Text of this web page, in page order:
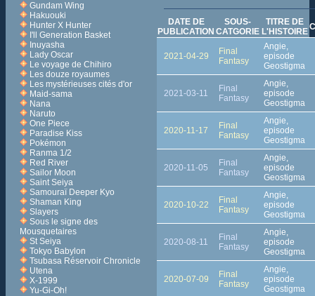
Gundam Wing
Hakuouki
Hunter X Hunter
I'll Generation Basket
Inuyasha
Lady Oscar
Le voyage de Chihiro
Les douze royaumes
Les mystérieuses cités d'or
Maid-sama
Nana
Naruto
One Piece
Paradise Kiss
Pokémon
Ranma 1/2
Red River
Sailor Moon
Saint Seiya
Samouraï Deeper Kyo
Shaman King
Slayers
Sous le signe des
Mousquetaires
St Seiya
Tokyo Babylon
Tsubasa Réservoir Chronicle
Utena
X-1999
Yu-Gi-Oh!
DATE DE
PUBLICATION
SOUS-
CATGORIE
TITRE DE
L'HISTOIRE
2021-04-29
Final
Fantasy
Angie,
episode
Geostigma
2021-03-11
Final
Fantasy
Angie,
episode
Geostigma
2020-11-17
Final
Fantasy
Angie,
episode
Geostigma
2020-11-05
Final
Fantasy
Angie,
episode
Geostigma
2020-10-22
Final
Fantasy
Angie,
episode
Geostigma
2020-08-11
Final
Fantasy
Angie,
episode
Geostigma
2020-07-09
Final
Fantasy
Angie,
episode
Geostigma